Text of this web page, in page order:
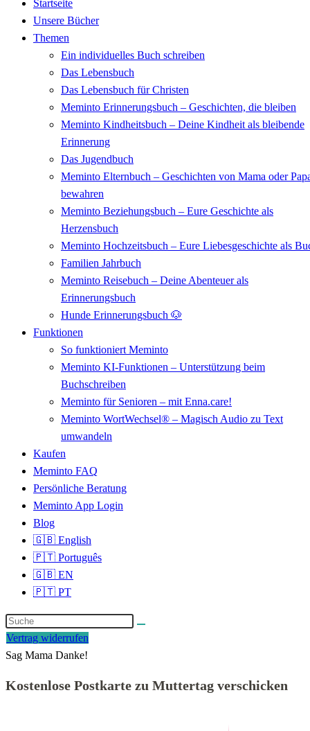
Startseite
Unsere Bücher
Themen
Ein individuelles Buch schreiben
Das Lebensbuch
Das Lebensbuch für Christen
Meminto Erinnerungsbuch – Geschichten, die bleiben
Meminto Kindheitsbuch – Deine Kindheit als bleibende
Erinnerung
Das Jugendbuch
Meminto Elternbuch – Geschichten von Mama oder
bewahren
Meminto Beziehungsbuch – Eure Geschichte als
Herzensbuch
Meminto Hochzeitsbuch – Eure Liebesgeschichte als
Familien Jahrbuch
Meminto Reisebuch – Deine Abenteuer als
Erinnerungsbuch
Hunde Erinnerungsbuch 🐶
Funktionen
So funktioniert Meminto
Meminto KI-Funktionen – Unterstützung beim
Buchschreiben
Meminto für Senioren – mit Enna.care!
Meminto WortWechsel® – Magisch Audio zu Text
umwandeln
Kaufen
Meminto FAQ
Persönliche Beratung
Meminto App Login
Blog
🇬🇧 English
🇵🇹 Português
🇬🇧 EN
🇵🇹 PT
Vertrag widerrufen
Sag Mama Danke!
Kostenlose Postkarte zu Muttertag verschicken